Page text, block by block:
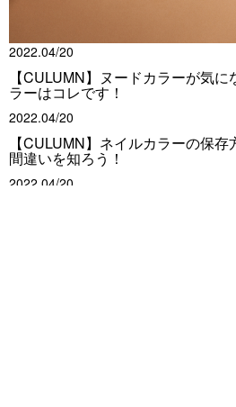
2022.04/20
【CULUMN】ヌードカラーが気
ラーはコレです！
2022.04/20
【CULUMN】ネイルカラーの保
間違いを知ろう！
2022.04/20